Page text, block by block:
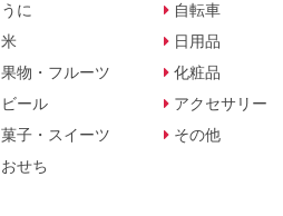
うに
米
果物・フルーツ
ビール
菓子・スイーツ
おせち
自転車
日用品
化粧品
アクセサリー
その他